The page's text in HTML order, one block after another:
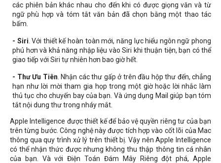
các phiên bản khác nhau cho đến khi có được giọng văn và từ
ngữ phù hợp và tóm tắt văn bản đã chọn bằng một thao tác
bấm.
- Siri . Với thiết kế hoàn toàn mới, năng lực hiểu ngôn ngữ phong
phú hơn và khả năng nhập liệu vào Siri khi thuận tiện, bạn có thể
giao tiếp với Siri tự nhiên hơn bao giờ hết.
- Thư Ưu Tiên . Nhận các thư gấp ở trên đầu hộp thư đến, chẳng
hạn như lời mời tham gia họp trong một giờ hoặc lời nhắc làm
thủ tục cho chuyến bay của bạn. Và ứng dụng Mail giúp bạn tóm
tắt nội dung thư trong nháy mắt.
Apple Intelligence được thiết kế để bảo vệ quyền riêng tư của bạn
trên từng bước. Công nghệ này được tích hợp vào cốt lõi của Mac
thông qua quy trình xử lý trên thiết bị. Vậy nên Apple Intelligence
có thể nhận thức được nhưng không thu thập thông tin cá nhân
của bạn. Và với Điện Toán Đám Mây Riêng đột phá, Apple